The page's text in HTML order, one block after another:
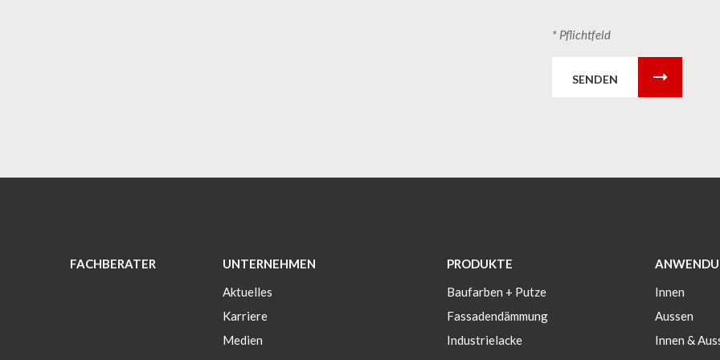
* Pflichtfeld
SENDEN
FACHBERATER
UNTERNEHMEN
Aktuelles
Karriere
Medien
PRODUKTE
Baufarben + Putze
Fassadendämmung
Industrielacke
Innen
Aussen
Innen &